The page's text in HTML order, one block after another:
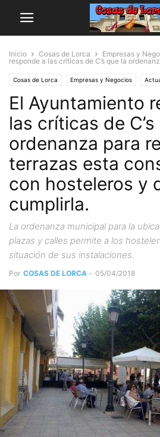
Inicio Cosas de Lorca Empresas y
responde a las críticas de C’s que la
Cosas de Lorca Empresas y Negocios
El Ayuntamiento
las críticas de C’s
ordenanza para
terrazas esta
con hosteleros y
cumplirla.
La ordenanza municipal para la
plazas y calles permite a los
situación de sus instalaciones.
Por COSAS DE LORCA - 05/04/2018